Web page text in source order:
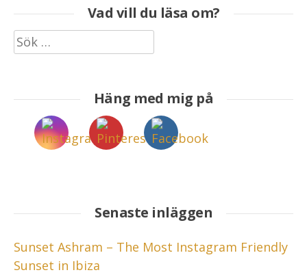
Vad vill du läsa om?
Sök
efter:
Häng med mig på
Senaste inläggen
Sunset Ashram – The Most Instagram Friendly
Sunset in Ibiza